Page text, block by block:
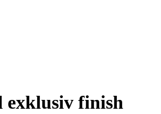
exklusiv finish